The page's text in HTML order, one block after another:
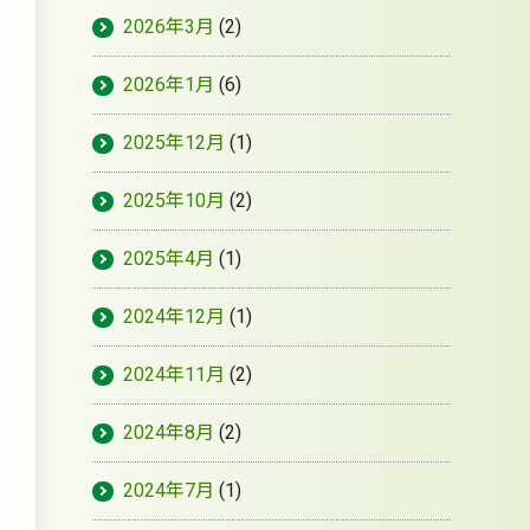
2026年3月 (2)
2026年1月 (6)
2025年12月 (1)
2025年10月 (2)
2025年4月 (1)
2024年12月 (1)
2024年11月 (2)
2024年8月 (2)
2024年7月 (1)